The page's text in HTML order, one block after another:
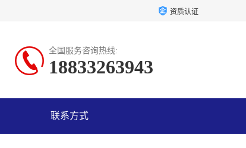
资质认证
全国服务咨询热线:
18833263943
联系方式